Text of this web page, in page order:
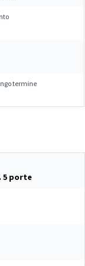
termine
5 porte